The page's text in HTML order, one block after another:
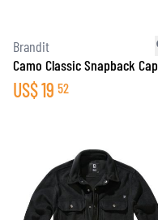
Brandit
Camo Classic Snapback Cap
US$19 52